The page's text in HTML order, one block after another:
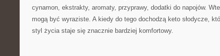
cynamon, ekstrakty, aromaty, przyprawy, dodatki do napojów.
mogą być wyraziste. A kiedy do tego dochodzą keto słodycze,
styl życia staje się znacznie bardziej komfortowy.